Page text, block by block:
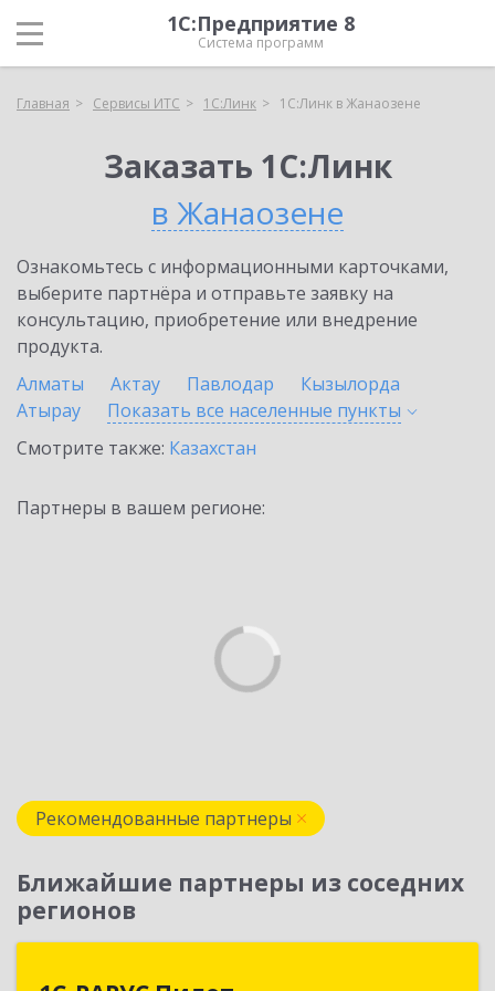
1С:Предприятие 8
Система программ
Главная Сервисы ИТС 1С:Линк 1С:Линк в Жанаозене
Заказать 1С:Линк
в Жанаозене
Ознакомьтесь с информационными карточками,
выберите партнёра и отправьте заявку на
консультацию, приобретение или внедрение
продукта.
Алматы
Актау Павлодар
Кызылорда
Атырау
Показать все населенные пункты
Смотрите также: Казахстан
Партнеры в вашем регионе:
Рекомендованные партнеры
Ближайшие партнеры из соседних
регионов